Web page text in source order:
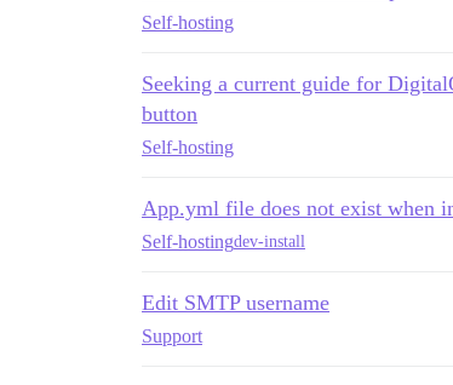
Self-hosting
Seeking a current guide for
button
Self-hosting
App.yml file does not exist when
Self-hostingdev-install
Edit SMTP username
Support